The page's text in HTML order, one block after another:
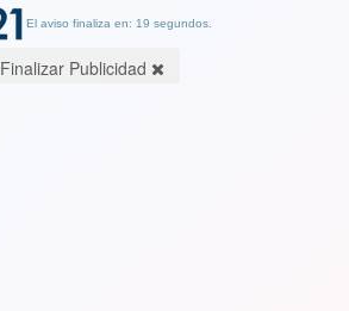
El aviso finaliza en: 19 segundos.
Finalizar Publicidad